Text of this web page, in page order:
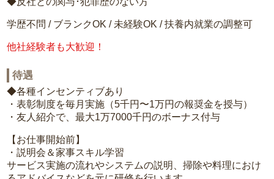
学歴不問 / ブランクOK / 未経験OK / 扶養内就業の調整可
他社経験者も大歓迎！
待遇
◆各種インセンティブあり
・表彰制度を毎月実施（5千円〜1万円の報奨金を授与）
・友人紹介で、最大1万7000千円のボーナス付与
【お仕事開始前】
・説明会＆家事スキル学習
サービス実施の流れやシステムの説明、掃除や料理におけ